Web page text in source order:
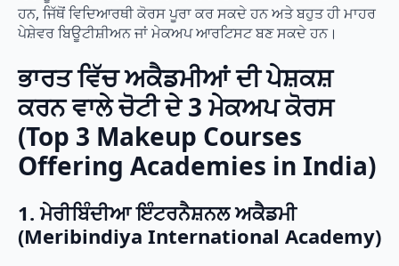
ਹਨ, ਜਿੱਥੋਂ ਵਿਦਿਆਰਥੀ ਕੋਰਸ ਪੂਰਾ ਕਰ ਸਕਦੇ ਹਨ ਅਤੇ ਬਹੁਤ ਹੀ ਮਾਹਰ
ਪੇਸ਼ੇਵਰ ਬਿਊਟੀਸ਼ੀਅਨ ਜਾਂ ਮੇਕਅਪ ਆਰਟਿਸਟ ਬਣ ਸਕਦੇ ਹਨ।
ਭਾਰਤ ਵਿੱਚ ਅਕੈਡਮੀਆਂ ਦੀ ਪੇਸ਼ਕਸ਼
ਕਰਨ ਵਾਲੇ ਚੋਟੀ ਦੇ 3 ਮੇਕਅਪ ਕੋਰਸ
(Top 3 Makeup Courses
Offering Academies in India)
1. ਮੇਰੀਬਿੰਦੀਆ ਇੰਟਰਨੈਸ਼ਨਲ ਅਕੈਡਮੀ
(Meribindiya International Academy)